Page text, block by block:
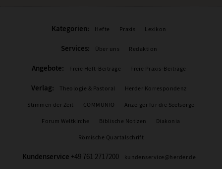
Kategorien: Hefte Praxis Lexikon
Services: Über uns Redaktion
Angebote: Freie Heft-Beiträge Freie Praxis-Beiträge
Verlag: Theologie & Pastoral Herder Korrespondenz
Stimmen der Zeit COMMUNIO Anzeiger für die Seelsorge
Forum Weltkirche Biblische Notizen Diakonia
Römische Quartalschrift
Kundenservice +49 761 2717200 kundenservice@herder.de